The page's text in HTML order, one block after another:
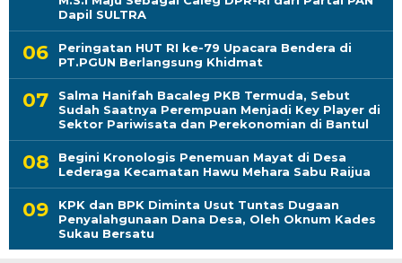
Dapil SULTRA
Peringatan HUT RI ke-79 Upacara Bendera di
PT.PGUN Berlangsung Khidmat
Salma Hanifah Bacaleg PKB Termuda, Sebut
Sudah Saatnya Perempuan Menjadi Key Player di
Sektor Pariwisata dan Perekonomian di Bantul
Begini Kronologis Penemuan Mayat di Desa
Lederaga Kecamatan Hawu Mehara Sabu Raijua
KPK dan BPK Diminta Usut Tuntas Dugaan
Penyalahgunaan Dana Desa, Oleh Oknum Kades
Sukau Bersatu